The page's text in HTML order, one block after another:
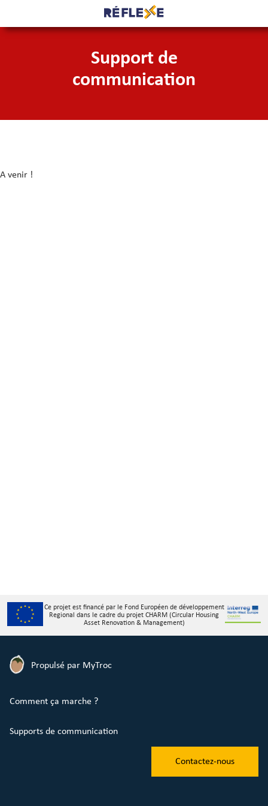
Support de
communication
A venir !
Ce projet est financé par le Fond Européen de développement
Regional dans le cadre du projet CHARM (Circular Housing
Asset Renovation & Management)
Propulsé par MyTroc
Comment ça marche ?
Supports de communication
Contactez-nous